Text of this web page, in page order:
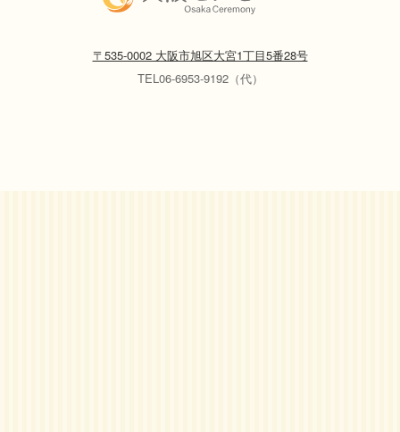
〒535-0002 大阪市旭区大宮1丁目5番28号
TEL06-6953-9192（代）